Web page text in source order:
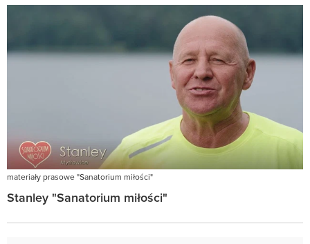
materiały prasowe "Sanatorium miłości"
Stanley "Sanatorium miłości"